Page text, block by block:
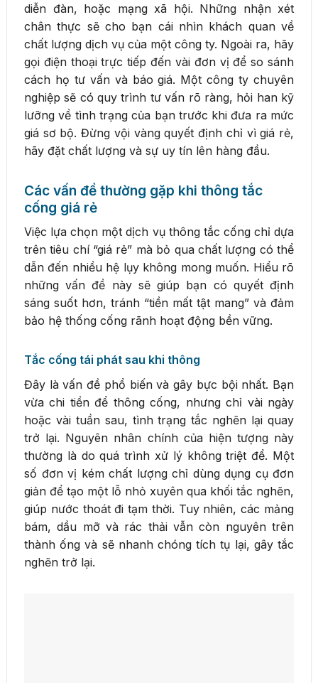
diễn đàn, hoặc mạng xã hội. Những nhận xét
chân thực sẽ cho bạn cái nhìn khách quan về
chất lượng dịch vụ của một công ty. Ngoài ra, hãy
gọi điện thoại trực tiếp đến vài đơn vị để so sánh
cách họ tư vấn và báo giá. Một công ty chuyên
nghiệp sẽ có quy trình tư vấn rõ ràng, hỏi han kỹ
lưỡng về tình trạng của bạn trước khi đưa ra mức
giá sơ bộ. Đừng vội vàng quyết định chỉ vì giá rẻ,
hãy đặt chất lượng và sự uy tín lên hàng đầu.
Các vấn đề thường gặp khi thông tắc
cống giá rẻ
Việc lựa chọn một dịch vụ thông tắc cống chỉ dựa
trên tiêu chí “giá rẻ” mà bỏ qua chất lượng có thể
dẫn đến nhiều hệ lụy không mong muốn. Hiểu rõ
những vấn đề này sẽ giúp bạn có quyết định
sáng suốt hơn, tránh “tiền mất tật mang” và đảm
bảo hệ thống cống rãnh hoạt động bền vững.
Tắc cống tái phát sau khi thông
Đây là vấn đề phổ biến và gây bực bội nhất. Bạn
vừa chi tiền để thông cống, nhưng chỉ vài ngày
hoặc vài tuần sau, tình trạng tắc nghẽn lại quay
trở lại. Nguyên nhân chính của hiện tượng này
thường là do quá trình xử lý không triệt để. Một
số đơn vị kém chất lượng chỉ dùng dụng cụ đơn
giản để tạo một lỗ nhỏ xuyên qua khối tắc nghẽn,
giúp nước thoát đi tạm thời. Tuy nhiên, các mảng
bám, dầu mỡ và rác thải vẫn còn nguyên trên
thành ống và sẽ nhanh chóng tích tụ lại, gây tắc
nghẽn trở lại.